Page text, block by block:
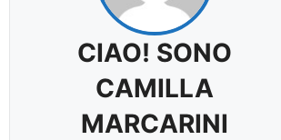
CIAO! SONO
CAMILLA
MARCARINI